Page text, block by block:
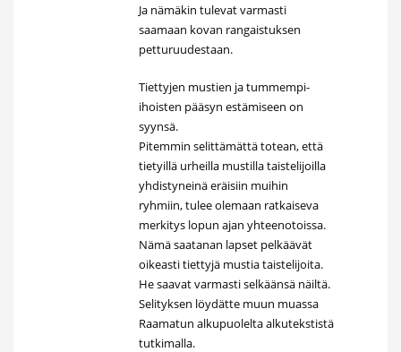
Ja nämäkin tulevat varmasti
saamaan kovan rangaistuksen
petturuudestaan.
Tiettyjen mustien ja tummempi-
ihoisten pääsyn estämiseen on
syynsä.
Pitemmin selittämättä totean, että
tietyillä urheilla mustilla taistelijoilla
yhdistyneinä eräisiin muihin
ryhmiin, tulee olemaan ratkaiseva
merkitys lopun ajan yhteenotoissa.
Nämä saatanan lapset pelkäävät
oikeasti tiettyjä mustia taistelijoita.
He saavat varmasti selkäänsä näiltä.
Selityksen löydätte muun muassa
Raamatun alkupuolelta alkutekstistä
tutkimalla.